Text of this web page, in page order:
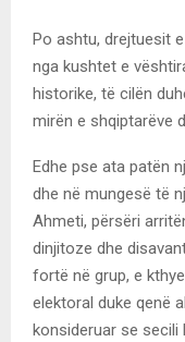
Po ashtu, drejtuesit
nga kushtet e
historike, të cilën
mirën e shqiptarëve
Edhe pse ata patën
dhe në mungesë të
Ahmeti, përsëri
dinjitoze dhe
fortë në grup, e
elektoral duke qenë
konsideruar se secili